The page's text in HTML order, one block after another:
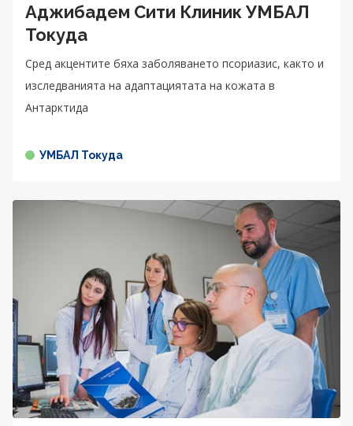
Аджибадем Сити Клиник УМБАЛ
Токуда
Сред акцентите бяха заболяването псориазис, както и
изследванията на адаптациятата на кожата в
Антарктида
УМБАЛ Токуда